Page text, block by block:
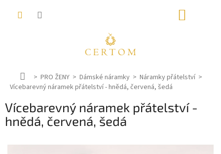
D
o
ů
PRO ŽENY Dámské náramky
Náramky přátelství
Vícebarevný náramek přátelství - hnědá, červená, šedá
Vícebarevný náramek přátelství -
hnědá, červená, šedá